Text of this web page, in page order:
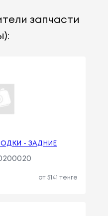
запчасти
- ЗАДНИЕ
от 5141 тенге